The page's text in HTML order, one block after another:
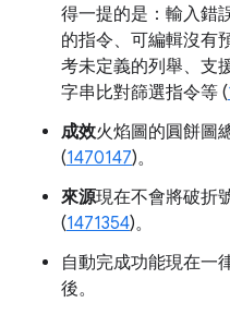
得一提的是：輸入錯
的指令、可編輯沒有
考未定義的列舉、支
字串比對篩選指令等 (
成效火焰圖的圓餅圖
(1470147)。
來源現在不會將破折
(1471354)。
自動完成功能現在一
後。